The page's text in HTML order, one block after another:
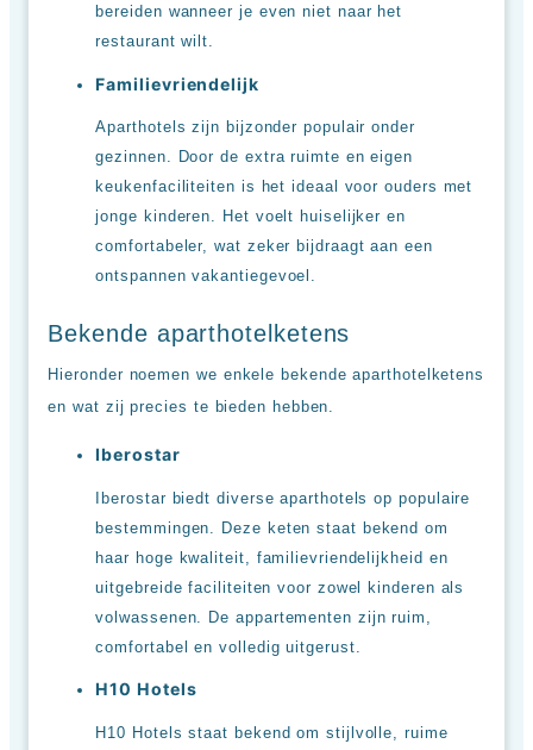
bereiden wanneer je even niet naar het
restaurant wilt.
Familievriendelijk
Aparthotels zijn bijzonder populair onder
gezinnen. Door de extra ruimte en eigen
keukenfaciliteiten is het ideaal voor ouders met
jonge kinderen. Het voelt huiselijker en
comfortabeler, wat zeker bijdraagt aan een
ontspannen vakantiegevoel.
Bekende aparthotelketens
Hieronder noemen we enkele bekende aparthotelketens
en wat zij precies te bieden hebben.
Iberostar
Iberostar biedt diverse aparthotels op populaire
bestemmingen. Deze keten staat bekend om
haar hoge kwaliteit, familievriendelijkheid en
uitgebreide faciliteiten voor zowel kinderen als
volwassenen. De appartementen zijn ruim,
comfortabel en volledig uitgerust.
H10 Hotels
H10 Hotels staat bekend om stijlvolle, ruime